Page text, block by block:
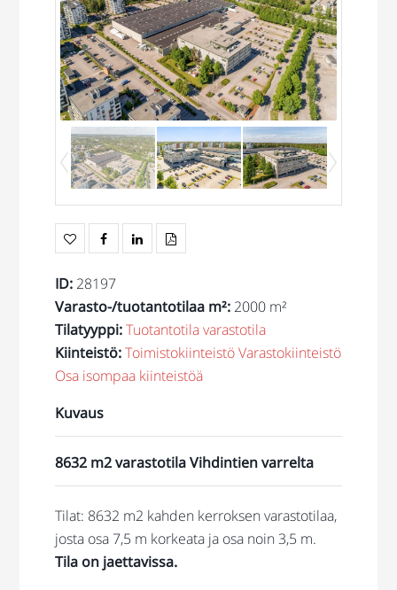
ID: 28197
Varasto-/tuotantotilaa m²: 2000 m²
Tilatyyppi:Tuotantotilavarastotila
Kiinteistö:ToimistokiinteistöVarastokiinteistö
Osa isompaa kiinteistöä
Kuvaus
8632 m2 varastotila Vihdintien varrelta
Tilat: 8632 m2 kahden kerroksen varastotilaa,
josta osa 7,5 m korkeata ja osa noin 3,5 m.
Tila on jaettavissa.